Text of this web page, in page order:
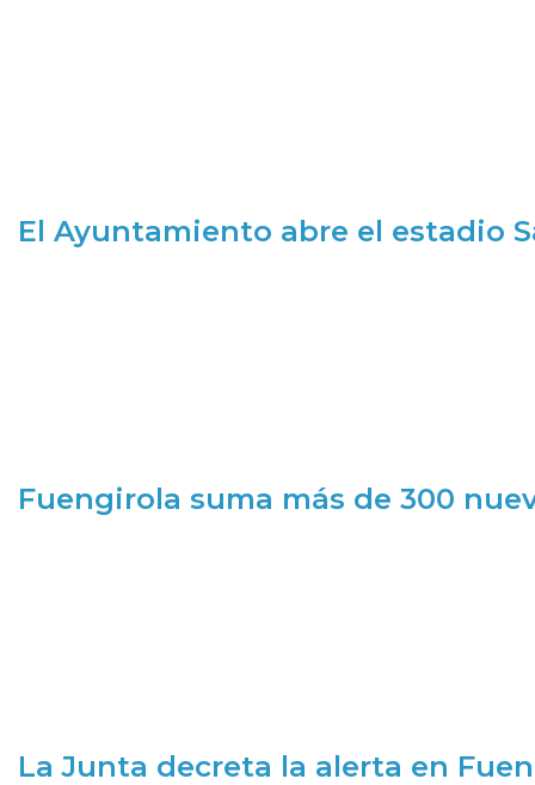
El Ayuntamiento abre el estadio
Fuengirola suma más de 300
La Junta decreta la alerta en